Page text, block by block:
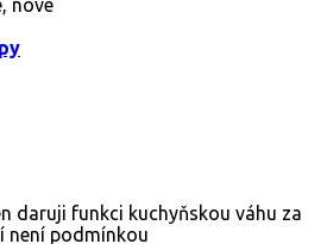
nove
daruji funkci kuchyňskou váhu za
není podmínkou